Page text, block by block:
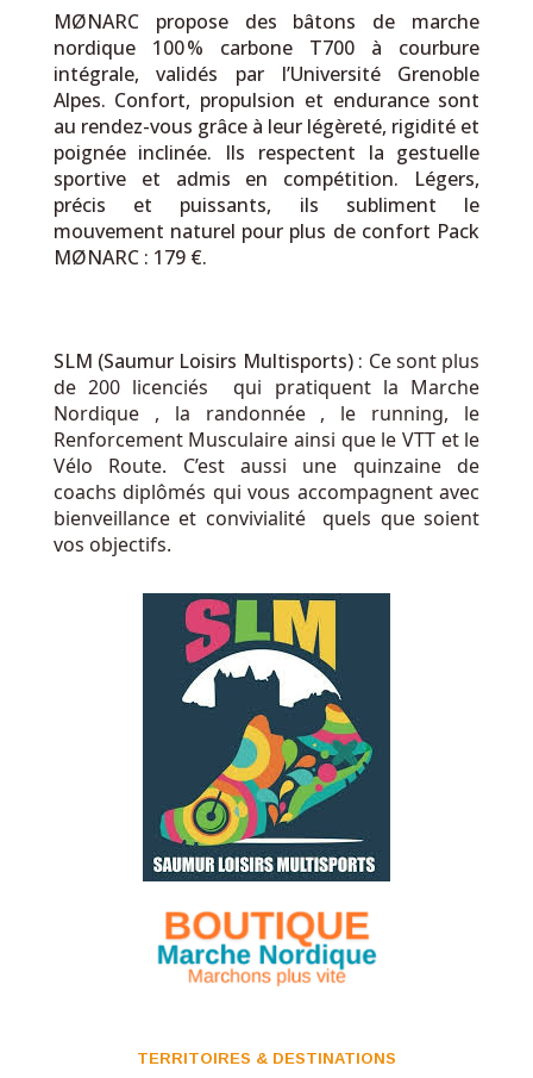
MØNARC propose des bâtons de marche
nordique 100 % carbone T700 à courbure
intégrale, validés par l’Université Grenoble
Alpes. Confort, propulsion et endurance sont
au rendez-vous grâce à leur légèreté, rigidité et
poignée inclinée. Ils respectent la gestuelle
sportive et admis en compétition. Légers,
précis et puissants, ils subliment le
mouvement naturel pour plus de confort Pack
MØNARC : 179 €.
SLM (Saumur Loisirs Multisports) : Ce sont plus
de 200 licenciés qui pratiquent la Marche
Nordique , la randonnée , le running, le
Renforcement Musculaire ainsi que le VTT et le
Vélo Route. C’est aussi une quinzaine de
coachs diplômés qui vous accompagnent avec
bienveillance et convivialitéquels que soient
vos objectifs.
TERRITOIRES & DESTINATIONS